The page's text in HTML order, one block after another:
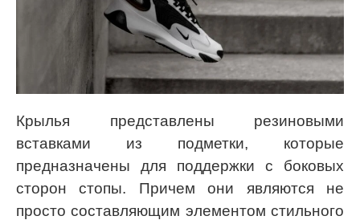
Крылья представлены резиновыми
вставками из подметки, которые
предназначены для поддержки с боковых
сторон стопы. Причем они являются не
просто составляющим элементом стильного